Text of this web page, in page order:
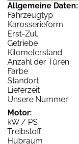
Allgemeine Daten:
Fahrzeugtyp
Karosserieform
Erst-Zul.
Getriebe
Kilometerstand
Anzahl der Türen
Farbe
Standort
Lieferzeit
Unsere Nummer
Motor:
kW / PS
Treibstoff
Hubraum